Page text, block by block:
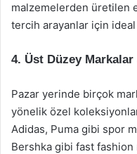
malzemelerden üretilen
tercih arayanlar için
4. Üst Düzey
Pazar yerinde birçok
yönelik özel
Adidas, Puma gibi spor
Bershka gibi fast fashion